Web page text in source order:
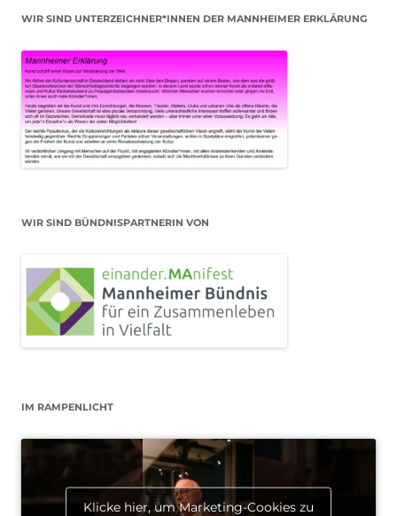
WIR SIND UNTERZEICHNER*INNEN DER MANNHEIMER ERKLÄRUNG
WIR SIND BÜNDNISPARTNERIN VON
IM RAMPENLICHT
Klicke hier, um Marketing-Cookies zu